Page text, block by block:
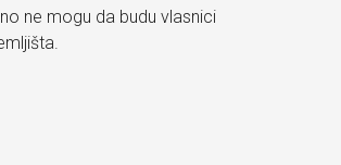
ne mogu da budu vlasnici